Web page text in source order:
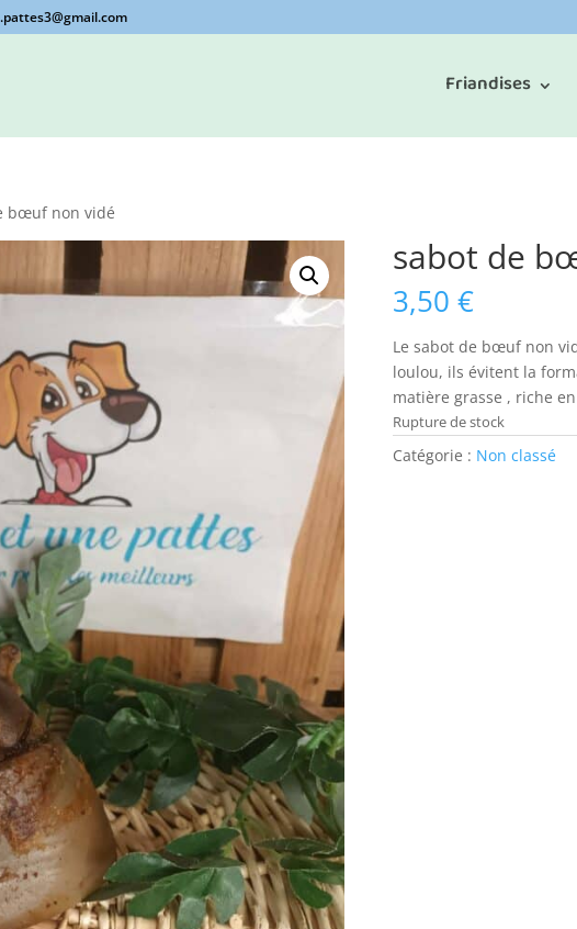
Friandises
bœuf non vidé
sabot de
3,50 €
Le sabot de bœuf non
loulou, ils évitent la
matière grasse , riche en
Rupture de stock
Catégorie : Non classé